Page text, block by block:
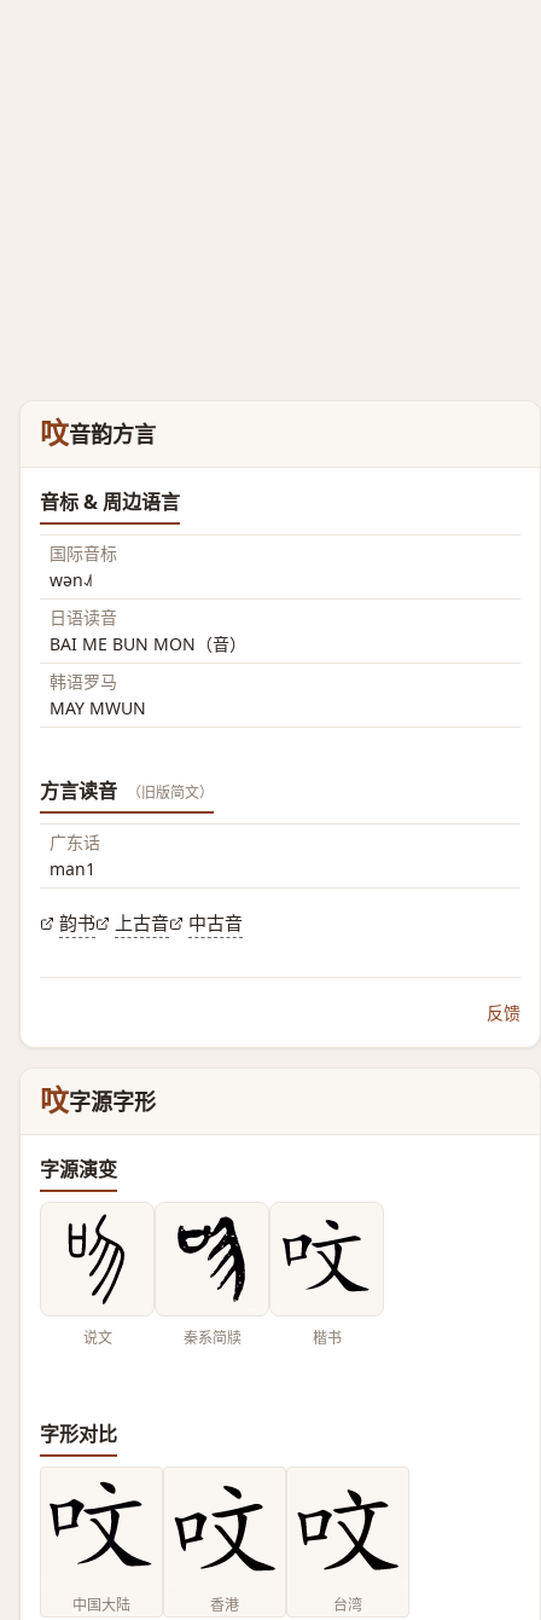
呅音韵方言
音标 & 周边语言
国际音标
wən˨˩˦
日语读音
BAI ME BUN MON（音）
韩语罗马
MAY MWUN
方言读音 （旧版简文）
广东话
man1
韵书 上古音 中古音
反馈
呅字源字形
字源演变
说文 秦系简牍 楷书
字形对比
中国大陆 香港 台湾